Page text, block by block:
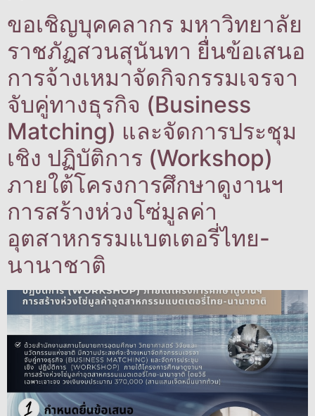
ขอเชิญบุคคลากร มหาวิทยาลัย
ราชภัฏสวนสุนันทา ยื่นข้อเสนอ
การจ้างเหมาจัดกิจกรรมเจรจา
จับคู่ทางธุรกิจ (Business
Matching) และจัดการประชุม
เชิง ปฏิบัติการ (Workshop)
ภายใต้โครงการศึกษาดูงานฯ
การสร้างห่วงโซ่มูลค่า
อุตสาหกรรมแบตเตอรี่ไทย-
นานาชาติ